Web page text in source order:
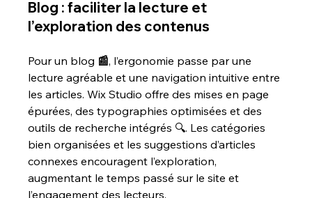
Blog : faciliter la lecture et
l’exploration des contenus
Pour un blog 📰, l’ergonomie passe par une
lecture agréable et une navigation intuitive entre
les articles. Wix Studio offre des mises en page
épurées, des typographies optimisées et des
outils de recherche intégrés 🔍. Les catégories
bien organisées et les suggestions d’articles
connexes encouragent l’exploration,
augmentant le temps passé sur le site et
l’engagement des lecteurs.